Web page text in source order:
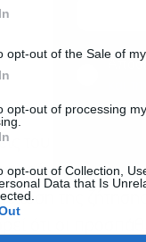
opt-out of the Sale of
opt-out of processing
opt-out of Collection,
Data that Is
του πολέμου
στον
της